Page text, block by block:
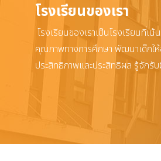
โรงเรียนของเรา
โรงเรียนของเราเป็นโรงเรียนที่เ
คุณภาพทางการศึกษา พัฒนาเด็กใ
ประสิทธิภาพและประสิทธิผล รู้จักรั